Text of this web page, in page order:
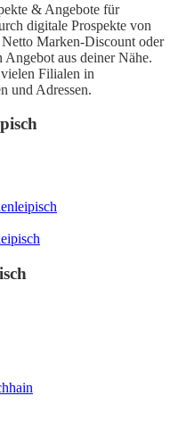
& Angebote für
digitale Prospekte von
Marken-Discount oder
aus deiner Nähe.
Filialen in
und Adressen.